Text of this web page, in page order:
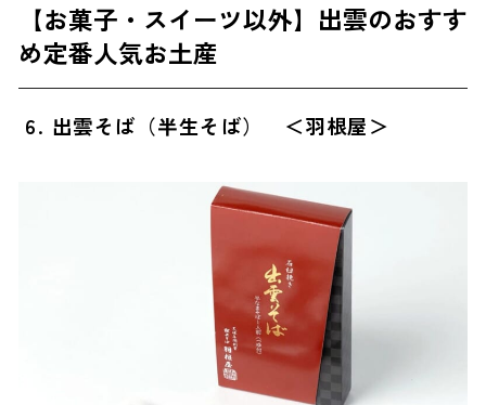
【お菓子・スイーツ以外】出雲のおすす
め定番人気お土産
6. 出雲そば（半生そば） ＜羽根屋＞